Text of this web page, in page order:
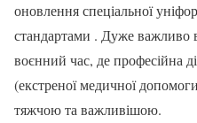
оновлення спеціальної
стандартами . Дуже важливо
воєнний час, де професійна
(екстреної медичної
тяжчою та важливішою.